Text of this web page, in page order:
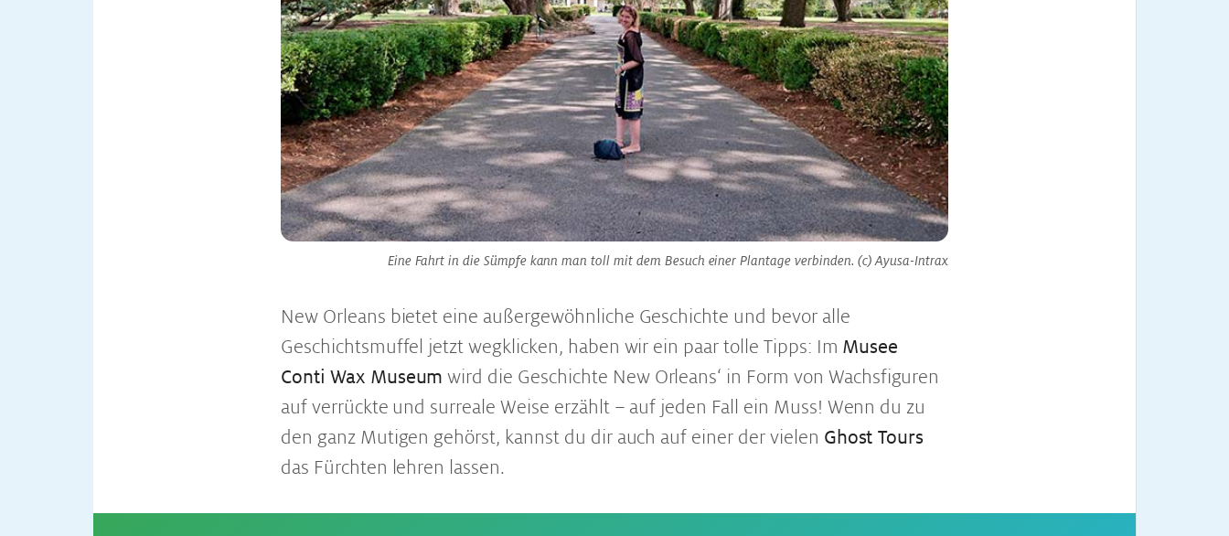
Eine Fahrt in die Sümpfe kann man toll mit dem Besuch einer Plantage verbinden. (c) Ayusa-Intrax
New Orleans bietet eine außergewöhnliche Geschichte und bevor alle
Geschichtsmuffel jetzt wegklicken, haben wir ein paar tolle Tipps: Im Musee
Conti Wax Museum wird die Geschichte New Orleans‘ in Form von Wachsfiguren
auf verrückte und surreale Weise erzählt – auf jeden Fall ein Muss! Wenn du zu
den ganz Mutigen gehörst, kannst du dir auch auf einer der vielen Ghost Tours
das Fürchten lehren lassen.